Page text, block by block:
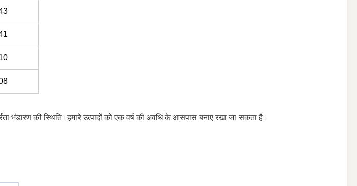
भंडारण की स्थिति।हमारे उत्पादों को एक वर्ष की अवधि के आसपास बनाए रखा जा सकता है।